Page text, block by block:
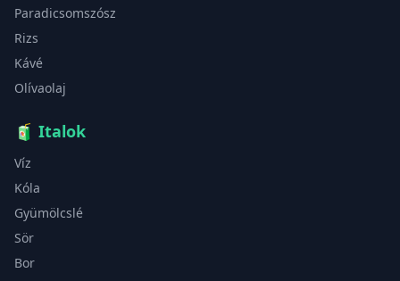
Paradicsomszósz
Rizs
Kávé
Olívaolaj
🧃 Italok
Víz
Kóla
Gyümölcslé
Sör
Bor